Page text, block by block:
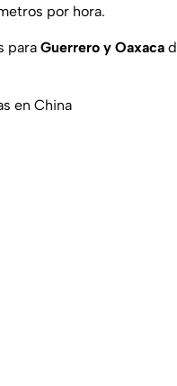
por hora.
para Guerrero y Oaxaca
en China